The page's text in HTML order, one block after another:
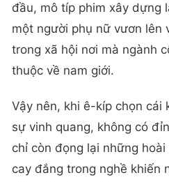
đầu, mô típ phim xây dựng
một người phụ nữ vươn lên
trong xã hội nơi mà ngành
thuộc về nam giới.
Vậy nên, khi ê-kíp chọn cái
sự vinh quang, không có
chỉ còn đọng lại những
cay đắng trong nghề khiến